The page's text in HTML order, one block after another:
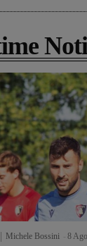
Michele Bossini 8